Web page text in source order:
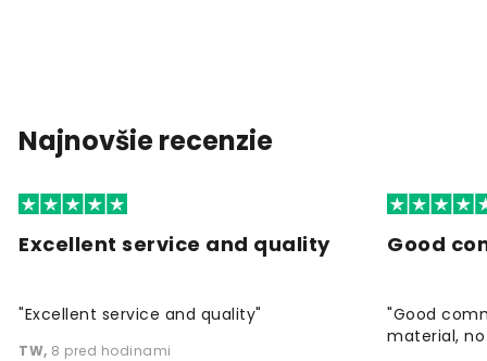
Najnovšie recenzie
Excellent service and quality
"Excellent service and quality"
TW, 8 pred hodinami
Good
"Good
material,